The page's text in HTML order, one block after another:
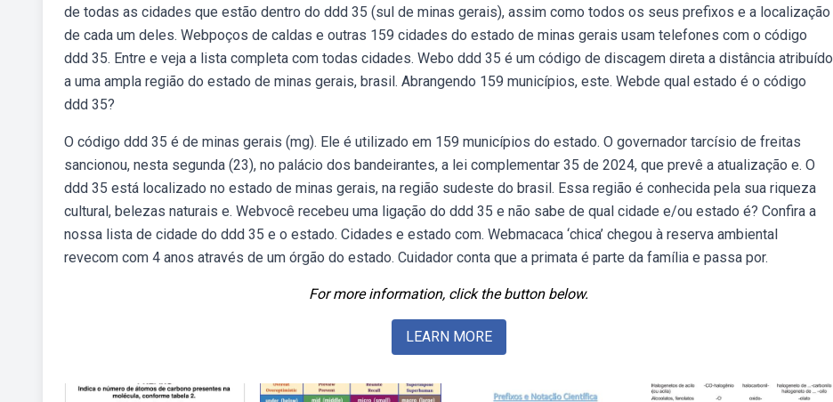
de todas as cidades que estão dentro do ddd 35 (sul de minas gerais), assim como todos os seus prefixos e a localização
de cada um deles. Webpoços de caldas e outras 159 cidades do estado de minas gerais usam telefones com o código
ddd 35. Entre e veja a lista completa com todas cidades. Webo ddd 35 é um código de discagem direta a distância atribuído
a uma ampla região do estado de minas gerais, brasil. Abrangendo 159 municípios, este. Webde qual estado é o código
ddd 35?
O código ddd 35 é de minas gerais (mg). Ele é utilizado em 159 municípios do estado. O governador tarcísio de freitas
sancionou, nesta segunda (23), no palácio dos bandeirantes, a lei complementar 35 de 2024, que prevê a atualização e. O
ddd 35 está localizado no estado de minas gerais, na região sudeste do brasil. Essa região é conhecida pela sua riqueza
cultural, belezas naturais e. Webvocê recebeu uma ligação do ddd 35 e não sabe de qual cidade e/ou estado é? Confira a
nossa lista de cidade do ddd 35 e o estado. Cidades e estado com. Webmacaca ‘chica’ chegou à reserva ambiental
revecom com 4 anos através de um órgão do estado. Cuidador conta que a primata é parte da família e passa por.
For more information, click the button below.
LEARN MORE